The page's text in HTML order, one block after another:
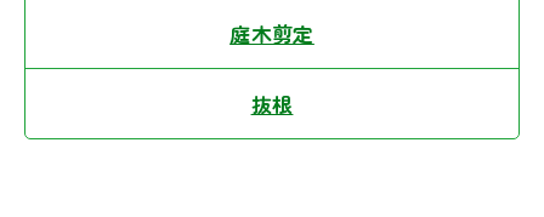
庭木剪定
抜根